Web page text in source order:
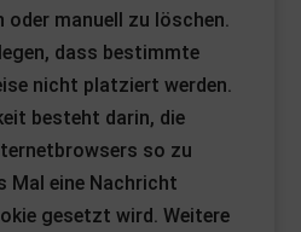
manuell zu löschen.
dass bestimmte
nicht platziert werden.
besteht darin, die
so zu
Mal eine Nachricht
gesetzt wird. Weitere